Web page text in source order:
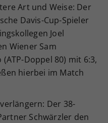
Art und Weise: Der
Davis-Cup-Spieler
Joel
Wiener Sam
Doppel 80) mit 6:3,
hierbei im Match
Der 38-
Schwärzler den